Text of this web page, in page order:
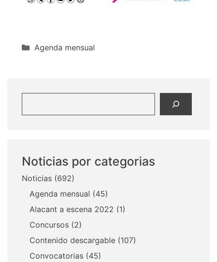
Categorías
Agenda mensual
Noticias por categorias
Noticias (692)
Agenda mensual (45)
Alacant a escena 2022 (1)
Concursos (2)
Contenido descargable (107)
Convocatorias (45)